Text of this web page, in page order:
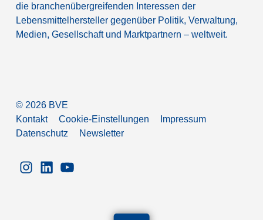
die branchenübergreifenden Interessen der
Lebensmittelhersteller gegenüber Politik, Verwaltung,
Medien, Gesellschaft und Marktpartnern – weltweit.
© 2026BVE
Kontakt
Cookie-Einstellungen
Impressum
Datenschutz
Newsletter